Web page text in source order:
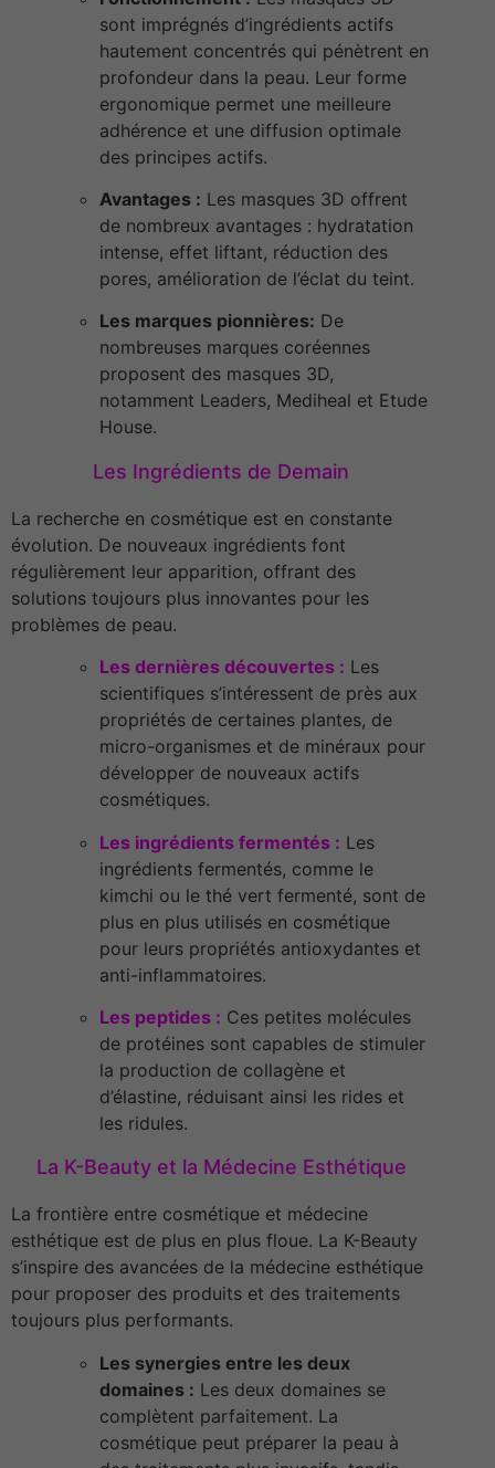
sont imprégnés d’ingrédients actifs
hautement concentrés qui pénètrent en
profondeur dans la peau. Leur forme
ergonomique permet une meilleure
adhérence et une diffusion optimale
des principes actifs.
Avantages : Les masques 3D offrent
de nombreux avantages : hydratation
intense, effet liftant, réduction des
pores, amélioration de l’éclat du teint.
Les marques pionnières: De
nombreuses marques coréennes
proposent des masques 3D,
notamment Leaders, Mediheal et Etude
House.
Les Ingrédients de Demain
La recherche en cosmétique est en constante
évolution. De nouveaux ingrédients font
régulièrement leur apparition, offrant des
solutions toujours plus innovantes pour les
problèmes de peau.
Les dernières découvertes : Les
scientifiques s’intéressent de près aux
propriétés de certaines plantes, de
micro-organismes et de minéraux pour
développer de nouveaux actifs
cosmétiques.
Les ingrédients fermentés : Les
ingrédients fermentés, comme le
kimchi ou le thé vert fermenté, sont de
plus en plus utilisés en cosmétique
pour leurs propriétés antioxydantes et
anti-inflammatoires.
Les peptides : Ces petites molécules
de protéines sont capables de stimuler
la production de collagène et
d’élastine, réduisant ainsi les rides et
les ridules.
La K-Beauty et la Médecine Esthétique
La frontière entre cosmétique et médecine
esthétique est de plus en plus floue. La K-Beauty
s’inspire des avancées de la médecine esthétique
pour proposer des produits et des traitements
toujours plus performants.
Les synergies entre les deux
domaines : Les deux domaines se
complètent parfaitement. La
cosmétique peut préparer la peau à